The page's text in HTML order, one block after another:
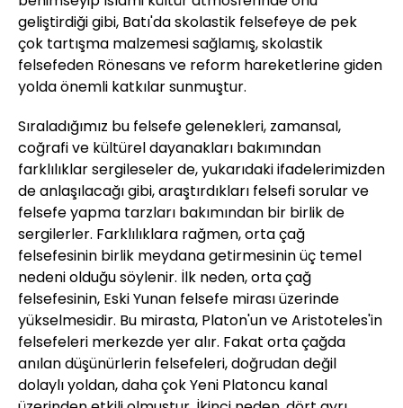
geliştirdiği gibi, Batı'da skolastik felsefeye de pek
çok tartışma malzemesi sağlamış, skolastik
felsefeden Rönesans ve reform hareketlerine giden
yolda önemli katkılar sunmuştur.
Sıraladığımız bu felsefe gelenekleri, zamansal,
coğrafi ve kültürel dayanakları bakımından
farklılıklar sergileseler de, yukarıdaki ifadelerimizden
de anlaşılacağı gibi, araştırdıkları felsefi sorular ve
felsefe yapma tarzları bakımından bir birlik de
sergilerler. Farklılıklara rağmen, orta çağ
felsefesinin birlik meydana getirmesinin üç temel
nedeni olduğu söylenir. İlk neden, orta çağ
felsefesinin, Eski Yunan felsefe mirası üzerinde
yükselmesidir. Bu mirasta, Platon'un ve Aristoteles'in
felsefeleri merkezde yer alır. Fakat orta çağda
anılan düşünürlerin felsefeleri, doğrudan değil
dolaylı yoldan, daha çok Yeni Platoncu kanal